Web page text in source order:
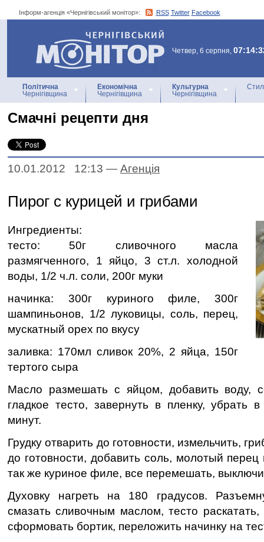
Інформ-агенція «Чернігівський монітор»: RSS Twitter Facebook
Інформ-агенція
«Чернігівський монітор»
Четвер, 6 серпня,
Політична
Чернігівщина
Економічна
Чернігівщина
Культурна
Чернігівщина
Смачні рецепти дня
10.01.2012 12:13 — Агенцiя
Пирог с курицей и грибами
Ингредиенты:
тесто: 50г сливочного масла
размягченного, 1 яйцо, 3 ст.л. холодной
воды, 1/2 ч.л. соли, 200г муки
начинка: 300г куриного филе, 300г
шампиньонов, 1/2 луковицы, соль, перец,
мускатный орех по вкусу
заливка: 170мл сливок 20%, 2 яйца, 150г
тертого сыра
Масло размешать с яйцом, добавить воду,
гладкое тесто, завернуть в пленку, убрать
минут.
Грудку отварить до готовности, измельчить,
до готовности, добавить соль, молотый
так же куриное филе, все перемешать,
Духовку нагреть на 180 градусов.
смазать сливочным маслом, тесто
сформовать бортик, переложить начинку на